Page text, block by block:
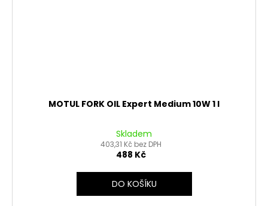
MOTUL FORK OIL Expert Medium 10W 1 l
Skladem
403,31 Kč bez DPH
488 Kč
DO KOŠÍKU